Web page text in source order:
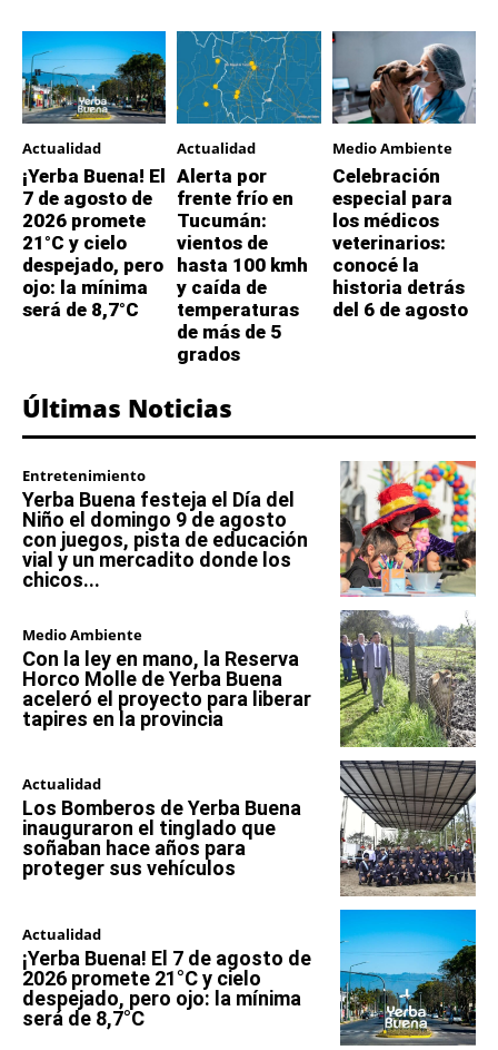
Actualidad
¡Yerba Buena! El
7 de agosto de
2026 promete
21°C y cielo
despejado, pero
ojo: la mínima
será de 8,7°C
Actualidad
Alerta por
frente frío en
Tucumán:
vientos de
hasta 100 kmh
y caída de
temperaturas
de más de 5
grados
Medio Ambiente
Celebración
especial para
los médicos
veterinarios:
conocé la
historia detrás
del 6 de agosto
Últimas Noticias
Entretenimiento
Yerba Buena festeja el Día del
Niño el domingo 9 de agosto
con juegos, pista de educación
vial y un mercadito donde los
chicos...
Medio Ambiente
Con la ley en mano, la Reserva
Horco Molle de Yerba Buena
aceleró el proyecto para liberar
tapires en la provincia
Actualidad
Los Bomberos de Yerba Buena
inauguraron el tinglado que
soñaban hace años para
proteger sus vehículos
Actualidad
¡Yerba Buena! El 7 de agosto de
2026 promete 21°C y cielo
despejado, pero ojo: la mínima
será de 8,7°C